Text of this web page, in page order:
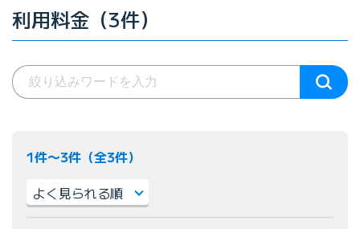
利用料金（3件）
1件〜3件（全3件）